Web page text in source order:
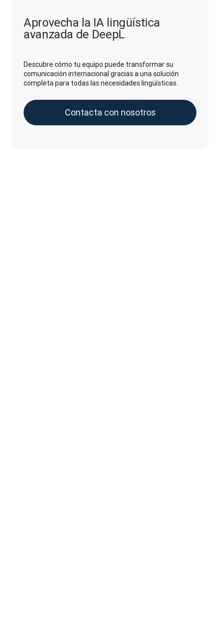
Aprovecha la IA lingüística
avanzada de DeepL
Descubre cómo tu equipo puede transformar su
comunicación internacional gracias a una solución
completa para todas las necesidades lingüísticas.
Contacta con nosotros